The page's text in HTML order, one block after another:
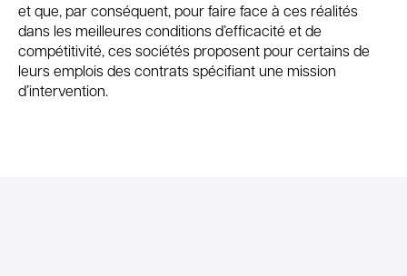
et que, par conséquent, pour faire face à ces réalités
dans les meilleures conditions d’efficacité et de
compétitivité, ces sociétés proposent pour certains de
leurs emplois des contrats spécifiant une mission
d’intervention.